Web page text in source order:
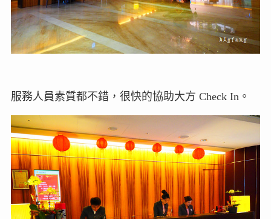
服務人員素質都不錯，很快的協助大方 Check In。